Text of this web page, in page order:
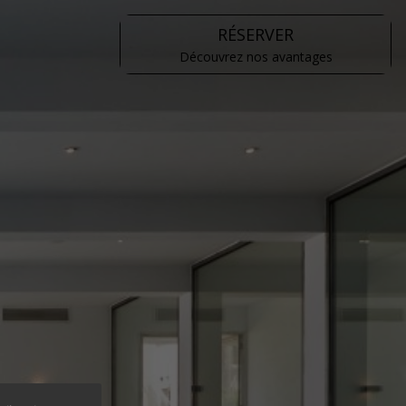
RÉSERVER
Découvrez nos avantages